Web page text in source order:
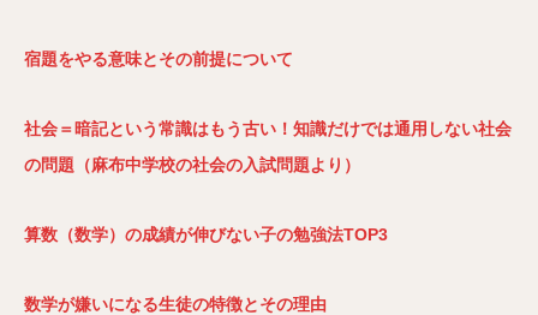
宿題をやる意味とその前提について
社会＝暗記という常識はもう古い！知識だけでは通用しない社会
の問題（麻布中学校の社会の入試問題より）
算数（数学）の成績が伸びない子の勉強法TOP3
数学が嫌いになる生徒の特徴とその理由